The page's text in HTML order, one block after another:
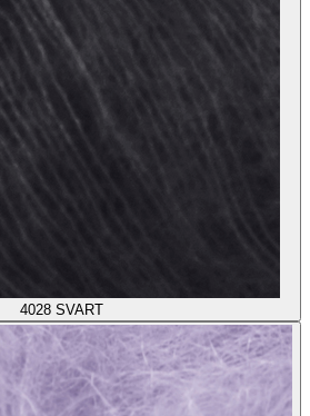
4028 SVART